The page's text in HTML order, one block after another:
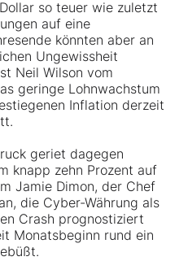
so teuer wie zuletzt
auf eine
könnten aber an
Ungewissheit
Neil Wilson vom
geringe Lohnwachstum
Inflation derzeit
geriet dagegen
knapp zehn Prozent auf
Jamie Dimon, der Chef
die Cyber-Währung als
Crash prognostiziert
Monatsbeginn rund ein